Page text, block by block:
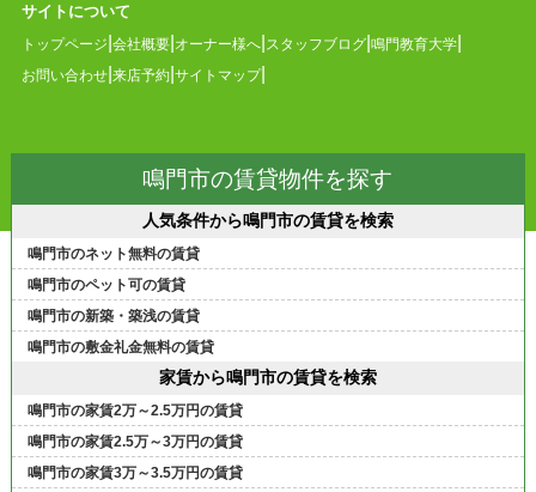
サイトについて
トップページ 会社概要 オーナー様へ スタッフブログ 鳴門教育大学
お問い合わせ 来店予約 サイトマップ
鳴門市の賃貸物件を探す
人気条件から鳴門市の賃貸を検索
鳴門市のネット無料の賃貸
鳴門市のペット可の賃貸
鳴門市の新築・築浅の賃貸
鳴門市の敷金礼金無料の賃貸
家賃から鳴門市の賃貸を検索
鳴門市の家賃2万～2.5万円の賃貸
鳴門市の家賃2.5万～3万円の賃貸
鳴門市の家賃3万～3.5万円の賃貸